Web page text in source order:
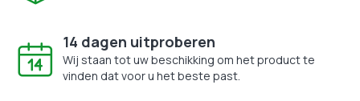
14 dagen uitproberen
Wij staan tot uw beschikking om het product te
vinden dat voor u het beste past.